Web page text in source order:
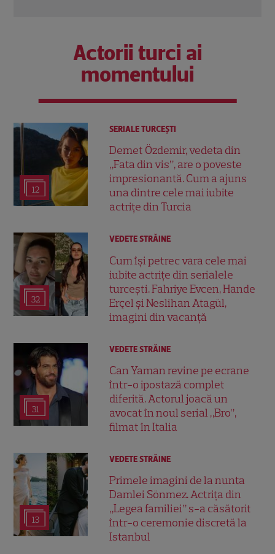
Actorii turci ai
momentului
12
SERIALE TURCEŞTI
Demet Özdemir, vedeta din
„Fata din vis”, are o poveste
impresionantă. Cum a ajuns
una dintre cele mai iubite
actrițe din Turcia
32
VEDETE STRĂINE
Cum își petrec vara cele mai
iubite actrițe din serialele
turcești. Fahriye Evcen, Hande
Erçel și Neslihan Atagül,
imagini din vacanță
31
VEDETE STRĂINE
Can Yaman revine pe ecrane
într-o ipostază complet
diferită. Actorul joacă un
avocat în noul serial „Bro”,
filmat în Italia
13
VEDETE STRĂINE
Primele imagini de la nunta
Damlei Sönmez. Actrița din
„Legea familiei” s-a căsătorit
într-o ceremonie discretă la
Istanbul